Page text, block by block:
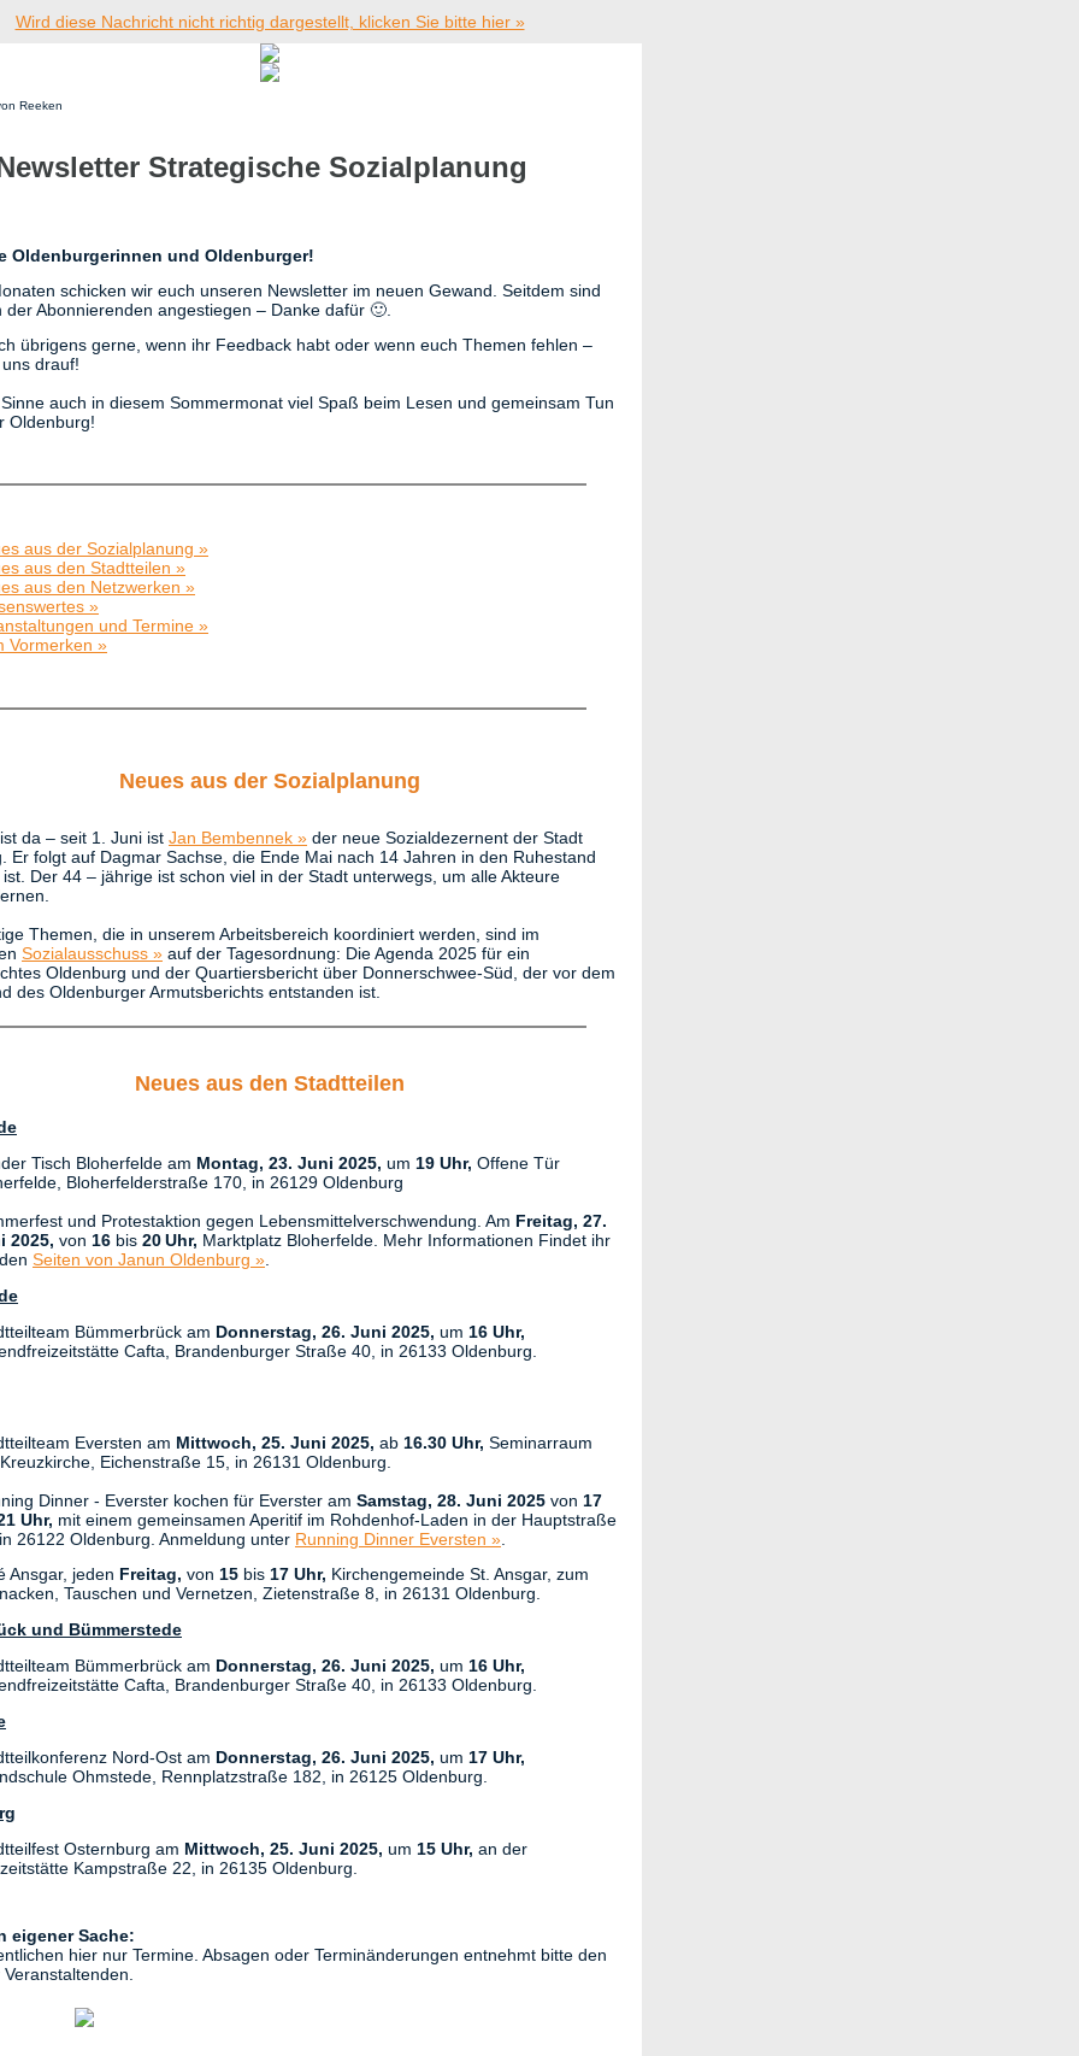
Wird diese Nachricht nicht richtig dargestellt, klicken Sie bitte hier »
Reeken
Strategische Sozialplanung
Oldenburgerinnen und Oldenburger!
schicken wir euch unseren Newsletter im neuen Gewand. Seitdem sind
der Abonnierenden angestiegen – Danke dafür 🙂.
übrigens gerne, wenn ihr Feedback habt oder wenn euch Themen fehlen –
drauf!
auch in diesem Sommermonat viel Spaß beim Lesen und gemeinsam Tun
Oldenburg!
aus der Sozialplanung »
aus den Stadtteilen »
aus den Netzwerken »
»
und Termine »
Vormerken »
Neues aus der Sozialplanung
da – seit 1. Juni ist Jan Bembennek » der neue Sozialdezernent der Stadt
Er folgt auf Dagmar Sachse, die Ende Mai nach 14 Jahren in den Ruhestand
Der 44 – jährige ist schon viel in der Stadt unterwegs, um alle Akteure
Themen, die in unserem Arbeitsbereich koordiniert werden, sind im
Sozialausschuss » auf der Tagesordnung: Die Agenda 2025 für ein
Oldenburg und der Quartiersbericht über Donnerschwee-Süd, der vor dem
des Oldenburger Armutsberichts entstanden ist.
Neues aus den Stadtteilen
Tisch Bloherfelde am Montag, 23. Juni 2025, um 19 Uhr, Offene Tür
Bloherfelderstraße 170, in 26129 Oldenburg
und Protestaktion gegen Lebensmittelverschwendung. Am Freitag, 27.
2025, von 16 bis 20 Uhr, Marktplatz Bloherfelde. Mehr Informationen Findet ihr
Seiten von Janun Oldenburg »
Bümmerbrück am Donnerstag, 26. Juni 2025, um 16 Uhr,
Cafta, Brandenburger Straße 40, in 26133 Oldenburg.
Eversten am Mittwoch, 25. Juni 2025, ab 16.30 Uhr, Seminarraum
Eichenstraße 15, in 26131 Oldenburg.
Dinner - Everster kochen für Everster am Samstag, 28. Juni 2025 von 17
Uhr, mit einem gemeinsamen Aperitif im Rohdenhof-Laden in der Hauptstraße
26122 Oldenburg. Anmeldung unter Running Dinner Eversten »
Ansgar, jeden Freitag, von 15 bis 17 Uhr, Kirchengemeinde St. Ansgar, zum
Tauschen und Vernetzen, Zietenstraße 8, in 26131 Oldenburg.
und Bümmerstede
Bümmerbrück am Donnerstag, 26. Juni 2025, um 16 Uhr,
Cafta, Brandenburger Straße 40, in 26133 Oldenburg.
Nord-Ost am Donnerstag, 26. Juni 2025, um 17 Uhr,
Ohmstede, Rennplatzstraße 182, in 26125 Oldenburg.
Osternburg am Mittwoch, 25. Juni 2025, um 15 Uhr, an der
Kampstraße 22, in 26135 Oldenburg.
eigener Sache:
hier nur Termine. Absagen oder Terminänderungen entnehmt bitte den